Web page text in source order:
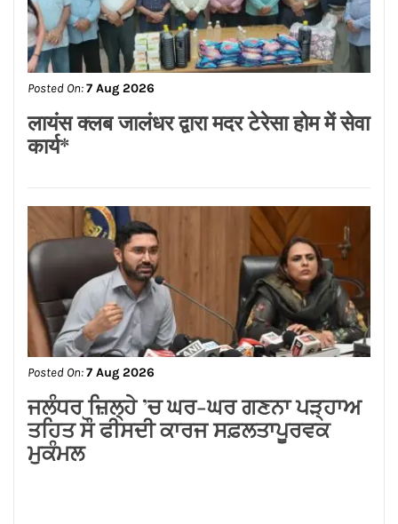
Posted On:7 Aug 2026
लायंस क्लब जालंधर द्वारा मदर टेरेसा होम में सेवा
कार्य*
Posted On:7 Aug 2026
ਜਲੰਧਰ ਜ਼ਿਲ੍ਹੇ ’ਚ ਘਰ-ਘਰ ਗਣਨਾ ਪੜ੍ਹਾਅ
ਤਹਿਤ ਸੌ ਫੀਸਦੀ ਕਾਰਜ ਸਫ਼ਲਤਾਪੂਰਵਕ
ਮੁਕੰਮਲ